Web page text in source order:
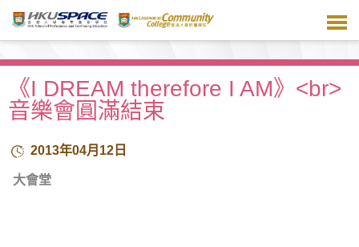
主
《I DREAM therefore I AM》<br>
音樂會圓滿結束
2013年04月12日
大會堂